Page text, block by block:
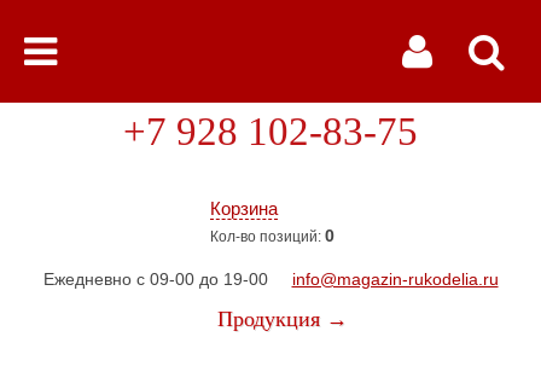
Корзина
Кол-во позиций: 0
+7 928 102-83-75
Ежедневно с 09-00 до 19-00 info@magazin-rukodelia.ru
Продукция →